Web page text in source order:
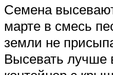
Семена
марте в смесь
земли не
Высевать лучше